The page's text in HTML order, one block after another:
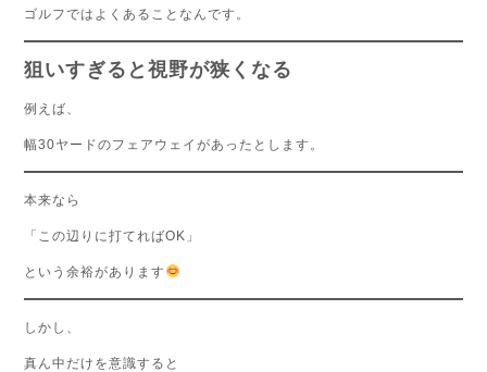
ゴルフではよくあることなんです。
狙いすぎると視野が狭くなる
例えば、
幅30ヤードのフェアウェイがあったとします。
本来なら
「この辺りに打てればOK」
という余裕があります
しかし、
真ん中だけを意識すると